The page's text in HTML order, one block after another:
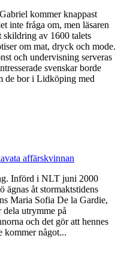
kommer knappast
inte fråga om, men läsaren
skildring av 1600 talets
om mat, dryck och mode.
och undervisning serveras
svenskar borde
de bor i Lidköping med
affärskvinnan
Införd i NLT juni 2000
ägnas åt stormaktstidens
Maria Sofia De la Gardie,
utrymme på
och det gör att hennes
kommer något...